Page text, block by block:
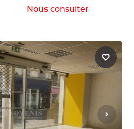
Nous consulter